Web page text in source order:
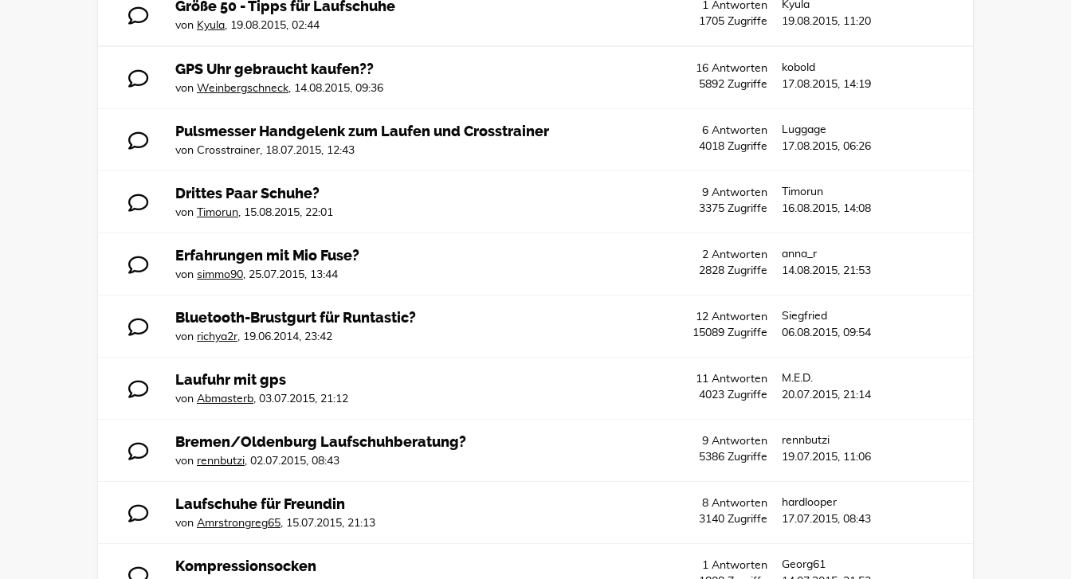
Größe 50 - Tipps für Laufschuhe
von Kyula, 19.08.2015, 02:44
1Antworten
1705Zugriffe
Kyula
19.08.2015, 11:20
GPS Uhr gebraucht kaufen??
von Weinbergschneck, 14.08.2015, 09:36
16Antworten
5892Zugriffe
kobold
17.08.2015, 14:19
Pulsmesser Handgelenk zum Laufen und Crosstrainer
von Crosstrainer, 18.07.2015, 12:43
6Antworten
4018Zugriffe
Luggage
17.08.2015, 06:26
Drittes Paar Schuhe?
von Timorun, 15.08.2015, 22:01
9Antworten
3375Zugriffe
Timorun
16.08.2015, 14:08
Erfahrungen mit Mio Fuse?
von simmo90, 25.07.2015, 13:44
2Antworten
2828Zugriffe
anna_r
14.08.2015, 21:53
Bluetooth-Brustgurt für Runtastic?
von richya2r, 19.06.2014, 23:42
12Antworten
15089Zugriffe
Siegfried
06.08.2015, 09:54
Laufuhr mit gps
von Abmasterb, 03.07.2015, 21:12
11Antworten
4023Zugriffe
M.E.D.
20.07.2015, 21:14
Bremen/Oldenburg Laufschuhberatung?
von rennbutzi, 02.07.2015, 08:43
9Antworten
5386Zugriffe
rennbutzi
19.07.2015, 11:06
Laufschuhe für Freundin
von Amrstrongreg65, 15.07.2015, 21:13
8Antworten
3140Zugriffe
hardlooper
17.07.2015, 08:43
Kompressionsocken 1Antworten
Georg61